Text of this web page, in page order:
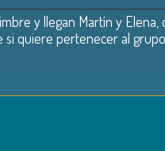
y llegan Martín y
quiere pertenecer al